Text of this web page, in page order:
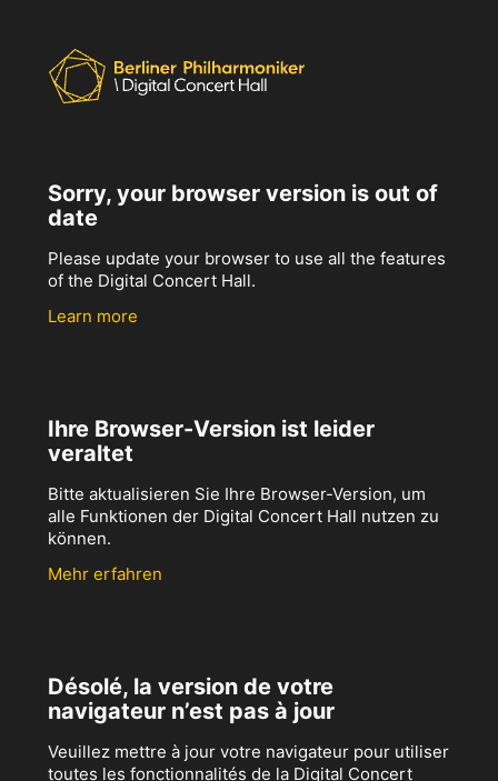
Sorry, your browser version is out of
date
Please update your browser to use all the features
of the Digital Concert Hall.
Learn more
Ihre Browser-Version ist leider
veraltet
Bitte aktualisieren Sie Ihre Browser-Version, um
alle Funktionen der Digital Concert Hall nutzen zu
können.
Mehr erfahren
Désolé, la version de votre
navigateur n’est pas à jour
Veuillez mettre à jour votre navigateur pour utiliser
toutes les fonctionnalités de la Digital Concert